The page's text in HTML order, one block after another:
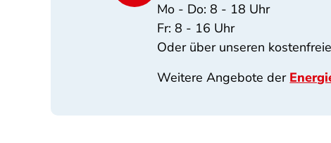
Mo - Do: 8 - 18 Uhr
Fr: 8 - 16 Uhr
Oder über unseren
Weitere Angebote der